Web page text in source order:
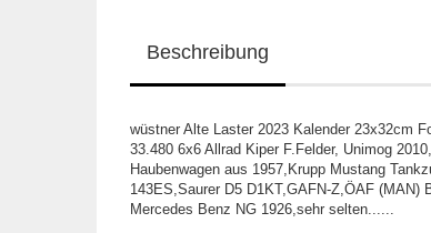
Beschreibung
wüstner Alte Laster 2023 Kalender 23x32cm
33.480 6x6 Allrad Kiper F.Felder, Unimog
Haubenwagen aus 1957,Krupp Mustang
143ES,Saurer D5 D1KT,GAFN-Z,ÖAF
Mercedes Benz NG 1926,sehr selten......